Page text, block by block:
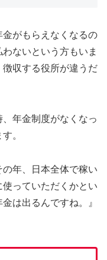
がもらえなくなるの
ないという方もいま
収する役所が違うだ
年金制度がなくなっ
。
年、日本全体で稼い
っていただくかとい
は出るんですね。』